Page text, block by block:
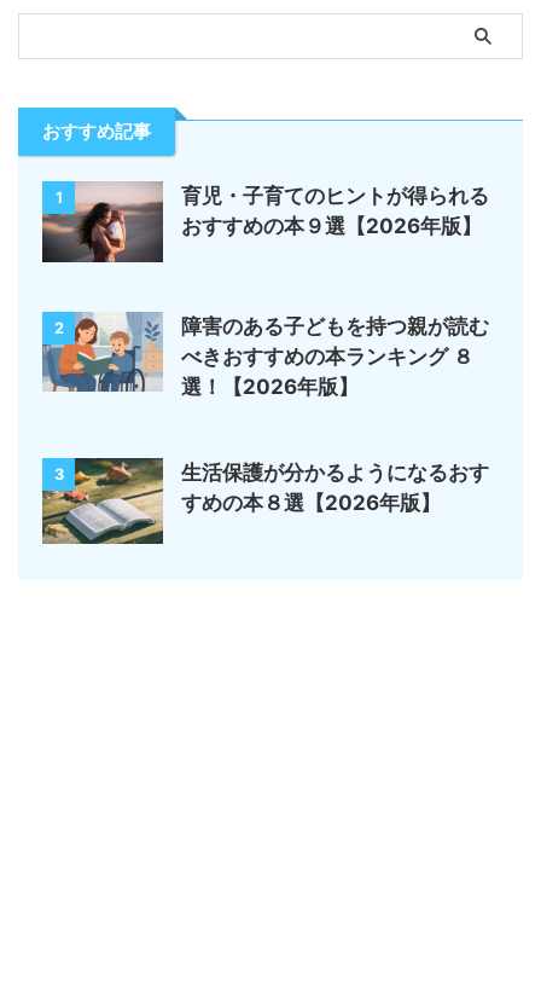
おすすめ記事
1
育児・子育てのヒントが得られる
おすすめの本９選【2026年版】
2
障害のある子どもを持つ親が読む
べきおすすめの本ランキング ８
選！【2026年版】
3
生活保護が分かるようになるおす
すめの本８選【2026年版】